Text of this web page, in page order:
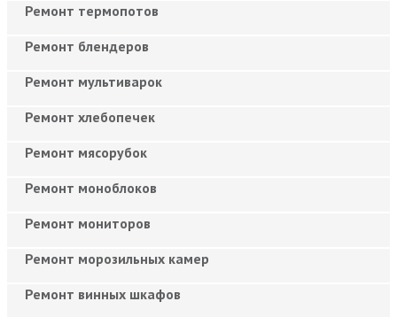
Ремонт термопотов
Ремонт блендеров
Ремонт мультиварок
Ремонт хлебопечек
Ремонт мясорубок
Ремонт моноблоков
Ремонт мониторов
Ремонт морозильных камер
Ремонт винных шкафов